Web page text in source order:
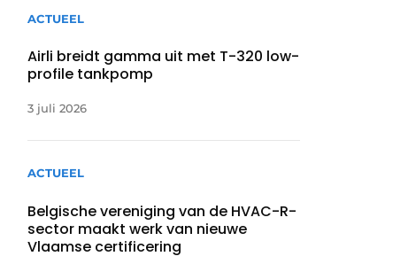
ACTUEEL
Airli breidt gamma uit met T-320 low-
profile tankpomp
3 juli 2026
ACTUEEL
Belgische vereniging van de HVAC-R-
sector maakt werk van nieuwe
Vlaamse certificering